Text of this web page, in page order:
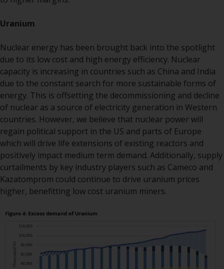
der Schweiz angebotenen Aktien
ist der Erfüllungsort der
eingetragene Sitz des Schweizer
Vertreters. Gerichtsstand ist am
Sitz des Schweizer Vertreters
oder am Sitz oder Wohnsitz des
Anlegers.
Bestimmte Personen haben
möglicherweise Zugang zu
Informationen über Redwheel
Funds, eine
Investmentgesellschaft, die als
Capital Variable“ nach
gegründet wurde. Die Teilfonds
von Redwheel Funds, auf die auf
Uranium
Nuclear energy has been brought back into the spotlight
due to its low cost and high energy efficiency. Nuclear
capacity is increasing in countries such as China and India
due to the constant search for more sustainable forms of
energy. This is offsetting the decommissioning and decline
of nuclear as a source of electricity generation in Western
countries. However, we believe that nuclear power will
regain political support in the US and parts of Europe
which will drive life extensions of existing reactors and
positively impact medium term demand. Additionally, supply
curtailments by key industry players such as Cameco and
Kazatomprom could continue to drive uranium prices
higher, benefitting low cost uranium miners.